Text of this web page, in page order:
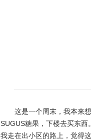
这是一个周末，我本来想
SUGUS糖果，下楼去买东西
我走在出小区的路上，觉得